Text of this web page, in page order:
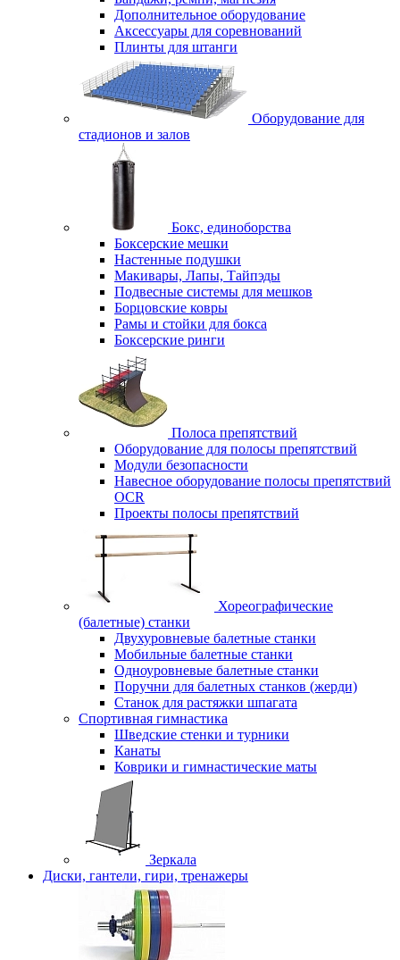
Дополнительное оборудование
Аксессуары для соревнований
Плинты для штанги
Оборудование для
стадионов и залов
Бокс, единоборства
Боксерские мешки
Настенные подушки
Макивары, Лапы, Тайпэды
Подвесные системы для мешков
Борцовские ковры
Рамы и стойки для бокса
Боксерские ринги
Полоса препятствий
Оборудование для полосы препятствий
Модули безопасности
Навесное оборудование полосы препятствий
OCR
Проекты полосы препятствий
Хореографические
(балетные) станки
Двухуровневые балетные станки
Мобильные балетные станки
Одноуровневые балетные станки
Поручни для балетных станков (жерди)
Станок для растяжки шпагата
Спортивная гимнастика
Шведские стенки и турники
Канаты
Коврики и гимнастические маты
Зеркала
Диски, гантели, гири, тренажеры